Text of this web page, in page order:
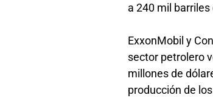
a 240 mil
ExxonMobil y
sector petrolero
millones de
producción de